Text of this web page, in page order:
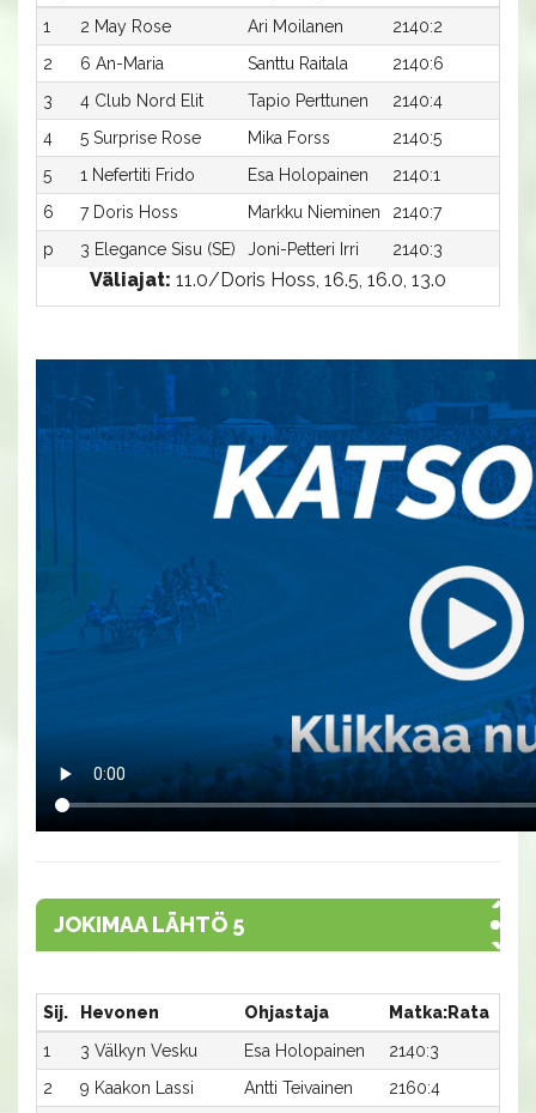
1
2 May Rose Ari Moilanen 2140:2
2
6 An-Maria Santtu Raitala 2140:6
3
4 Club Nord Elit Tapio Perttunen 2140:4
4
5 Surprise Rose Mika Forss 2140:5
5
1 Nefertiti Frido Esa Holopainen 2140:1
6
7 Doris Hoss Markku Nieminen 2140:7
p
3 Elegance Sisu (SE) Joni-Petteri Irri 2140:3
Väliajat: 11.0/Doris Hoss, 16.5, 16.0, 13.0
JOKIMAA LÄHTÖ 5
Sij. Hevonen Ohjastaja Matka:Rata
1
3 Välkyn Vesku Esa Holopainen 2140:3
2
9 Kaakon Lassi Antti Teivainen 2160:4